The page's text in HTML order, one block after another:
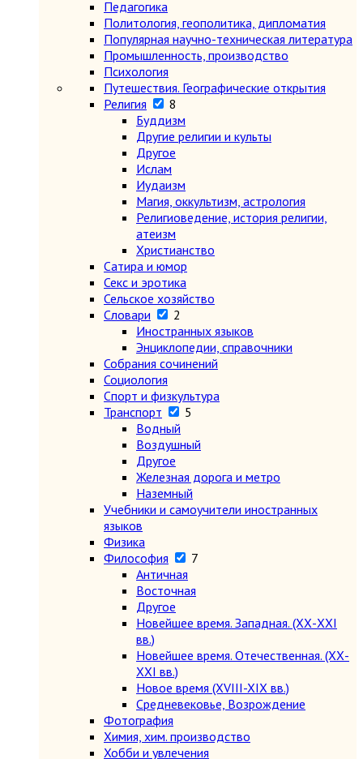
Педагогика
Политология, геополитика, дипломатия
Популярная научно-техническая литература
Промышленность, производство
Психология
Путешествия. Географические открытия
Религия
8
Буддизм
Другие религии и культы
Другое
Ислам
Иудаизм
Магия, оккультизм, астрология
Религиоведение, история религии,
атеизм
Христианство
Сатира и юмор
Секс и эротика
Сельское хозяйство
Словари
2
Иностранных языков
Энциклопедии, справочники
Собрания сочинений
Социология
Спорт и физкультура
Транспорт
5
Водный
Воздушный
Другое
Железная дорога и метро
Наземный
Учебники и самоучители иностранных
языков
Физика
Философия
7
Античная
Восточная
Другое
Новейшее время. Западная. (ХХ-ХХI
вв.)
Новейшее время. Отечественная. (ХХ-
ХХI вв.)
Новое время (XVIII-XIX вв.)
Средневековье, Возрождение
Фотография
Химия, хим. производство
Хобби и увлечения